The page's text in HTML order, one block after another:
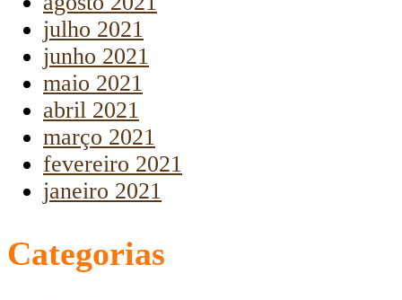
julho 2021
junho 2021
maio 2021
abril 2021
março 2021
fevereiro 2021
janeiro 2021
Categorias